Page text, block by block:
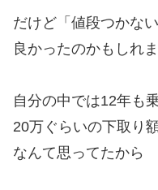
だけど「値段つかな
良かったのかもしれま
自分の中では12年も
20万ぐらいの下取り
なんて思ってたから